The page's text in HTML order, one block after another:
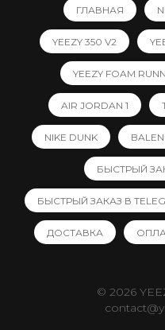
ГЛАВНАЯ
YEEZY 350 V2
YEEZY FOAM
AIR JORDAN 1
NIKE DUNK
БЫСТРЫЙ
БЫСТРЫЙ ЗАКАЗ В
ДОСТАВКА
© 2026